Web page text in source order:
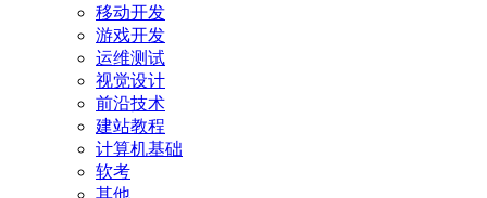
移动开发
游戏开发
运维测试
视觉设计
前沿技术
建站教程
计算机基础
软考
其他